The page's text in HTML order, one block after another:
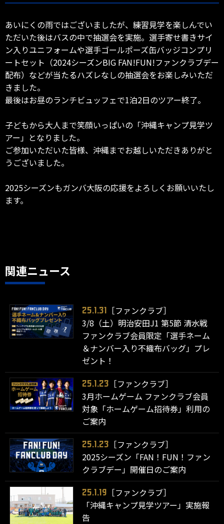
あいにくの雨ではございましたが、練習見学を楽しんでい
ただいた後はバスの中で抽選会を実施。選手寄せ書きサイ
ン入りユニフォームや選手ゴールポーズ缶バッジコンプリ
ートセット（2024シーズンBIG FAN!FUN!ファンクラブデー
配布）などが当たるハズレなしの抽選会をお楽しみいただ
きました。
最後はお昼のランチビュッフェで1泊2日のツアー終了。
子どもから大人まで笑顔いっぱいの「沖縄キャンプ見学ツ
アー」となりました。
ご参加いただいた皆様、沖縄までお越しいただきありがと
うございました。
2025シーズンもガンバ大阪の応援をよろしくお願いいたし
ます。
関連ニュース
25.1.31
［ファンクラブ］
3/8（土）明治安田J1 第5節 清水戦
ファンクラブ会員限定「選手ネーム
＆ナンバー入り不織布バッグ」プレ
ゼント！
25.1.23
［ファンクラブ］
3月ホームゲーム ファンクラブ会員
対象「ホームゲーム招待券」利用の
ご案内
25.1.23
［ファンクラブ］
2025シーズン「FAN！FUN！ファン
クラブデー」開催日のご案内
25.1.19
［ファンクラブ］
「沖縄キャンプ見学ツアー」実施報
告